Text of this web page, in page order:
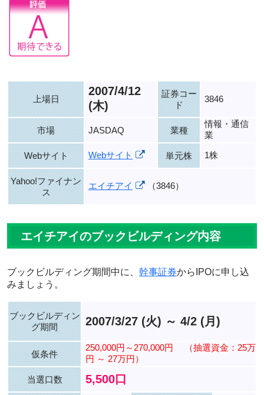
上場日
2007/4/12
(木)
証券コー
ド
3846
市場 JASDAQ 業種
情報・通信
業
Webサイト Webサイト 単元株 1株
Yahoo!ファイナン
ス
エイチアイ （3846）
エイチアイのブックビルディング内容
ブックビルディング期間中に、 幹事証券からIPOに申し込
みましょう。
ブックビルディン
グ期間
2007/3/27 (火) ～ 4/2 (月)
仮条件
250,000円～270,000円
（抽選資金：25万
円 ～ 27万円）
当選口数 5,500口